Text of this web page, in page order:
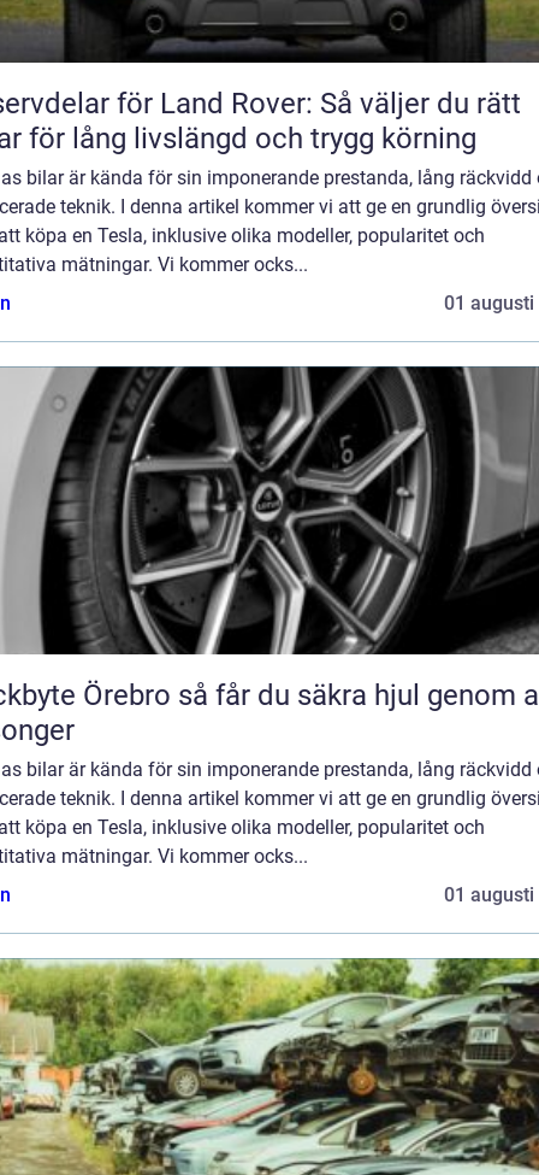
för Land Rover: Så väljer du rätt
för lång livslängd och trygg körning
bilar är kända för sin imponerande prestanda, lång räckvidd
teknik. I denna artikel kommer vi att ge en grundlig
köpa en Tesla, inklusive olika modeller, popularitet och
mätningar. Vi kommer ocks...
01 augusti
så får du säkra hjul genom alla
bilar är kända för sin imponerande prestanda, lång räckvidd
teknik. I denna artikel kommer vi att ge en grundlig
köpa en Tesla, inklusive olika modeller, popularitet och
mätningar. Vi kommer ocks...
01 augusti